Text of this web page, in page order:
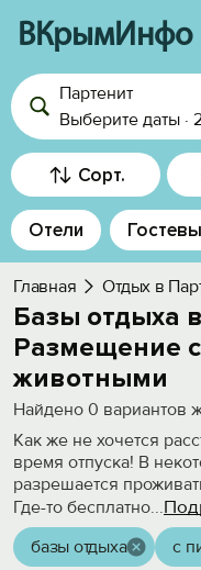
ВКрымИнфо
Войти
Избранное
История
Добавить
Партенит
Выберите даты ·
Сорт.
Отели
Главная Отдых в
Базы отдыха
Размещение
животными
Найдено 0 вариантов
Как же не хочется
время отпуска! В
разрешается
Где-то бесплатно...
базы отдыха с